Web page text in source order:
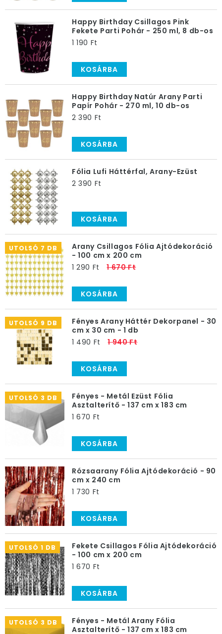
Happy Birthday Csillagos Pink
Fekete Parti Pohár - 250 ml, 8 db-os
1 190 Ft
KOSÁRBA
Happy Birthday Natúr Arany Parti
Papír Pohár - 270 ml, 10 db-os
2 390 Ft
KOSÁRBA
Fólia Lufi Háttérfal, Arany-Ezüst
2 390 Ft
KOSÁRBA
UTOLSÓ 7 DB
Arany Csillagos Fólia Ajtódekoráció
- 100 cm x 200 cm
1 290 Ft
1 670 Ft
KOSÁRBA
UTOLSÓ 9 DB
Fényes Arany Háttér Dekorpanel - 30
cm x 30 cm - 1 db
1 490 Ft
1 940 Ft
KOSÁRBA
UTOLSÓ 3 DB
Fényes - Metál Ezüst Fólia
Asztalterítő - 137 cm x 183 cm
1 670 Ft
KOSÁRBA
Rózsaarany Fólia Ajtódekoráció - 90
cm x 240 cm
1 730 Ft
KOSÁRBA
UTOLSÓ 1 DB
Fekete Csillagos Fólia Ajtódekoráció
- 100 cm x 200 cm
1 670 Ft
KOSÁRBA
UTOLSÓ 3 DB
Fényes - Metál Arany Fólia
Asztalterítő - 137 cm x 183 cm